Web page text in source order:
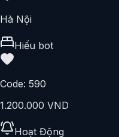
Hà Nội
Hiếu bot
Code: 590
1.200.000 VND
Hoạt Động